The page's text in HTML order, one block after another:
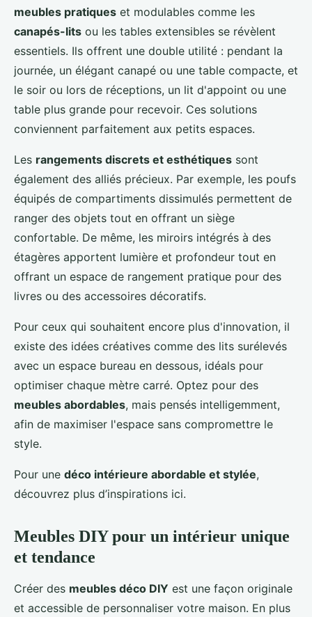
meubles pratiques et modulables comme les
canapés-lits ou les tables extensibles se révèlent
essentiels. Ils offrent une double utilité : pendant la
journée, un élégant canapé ou une table compacte, et
le soir ou lors de réceptions, un lit d'appoint ou une
table plus grande pour recevoir. Ces solutions
conviennent parfaitement aux petits espaces.
Les rangements discrets et esthétiques sont
également des alliés précieux. Par exemple, les poufs
équipés de compartiments dissimulés permettent de
ranger des objets tout en offrant un siège
confortable. De même, les miroirs intégrés à des
étagères apportent lumière et profondeur tout en
offrant un espace de rangement pratique pour des
livres ou des accessoires décoratifs.
Pour ceux qui souhaitent encore plus d'innovation, il
existe des idées créatives comme des lits surélevés
avec un espace bureau en dessous, idéals pour
optimiser chaque mètre carré. Optez pour des
meubles abordables, mais pensés intelligemment,
afin de maximiser l'espace sans compromettre le
style.
Pour une déco intérieure abordable et stylée,
découvrez plus d’inspirations ici.
Meubles DIY pour un intérieur unique
et tendance
Créer des meubles déco DIY est une façon originale
et accessible de personnaliser votre maison. En plus